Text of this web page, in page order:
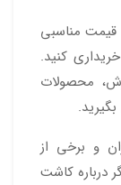
قیمت مناسبی
کنید.
سفارش، محصولات
و برخی از
درباره کاشت